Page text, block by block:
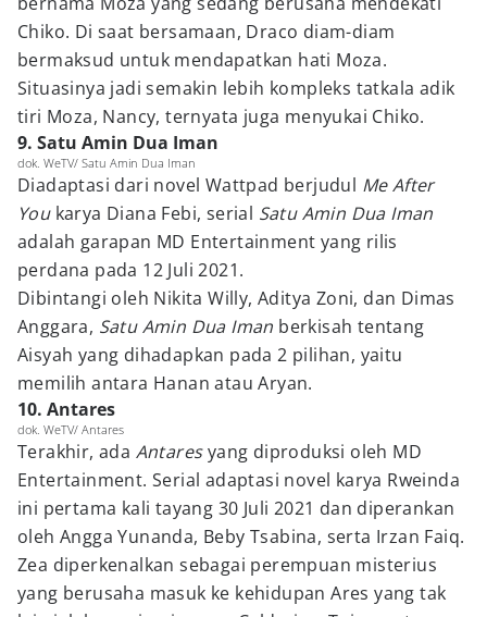
Chiko. Di saat bersamaan, Draco diam-diam
bermaksud untuk mendapatkan hati Moza.
Situasinya jadi semakin lebih kompleks tatkala adik
tiri Moza, Nancy, ternyata juga menyukai Chiko.
9. Satu Amin Dua Iman
dok. WeTV/ Satu Amin Dua Iman
Diadaptasi dari novel Wattpad berjudul Me After
You karya Diana Febi, serial Satu Amin Dua Iman
adalah garapan MD Entertainment yang rilis
perdana pada 12 Juli 2021.
Dibintangi oleh Nikita Willy, Aditya Zoni, dan Dimas
Anggara, Satu Amin Dua Iman berkisah tentang
Aisyah yang dihadapkan pada 2 pilihan, yaitu
memilih antara Hanan atau Aryan.
10. Antares
dok. WeTV/ Antares
Terakhir, ada Antaresyang diproduksi oleh MD
Entertainment. Serial adaptasi novel karya Rweinda
ini pertama kali tayang 30 Juli 2021 dan diperankan
oleh Angga Yunanda, Beby Tsabina, serta Irzan Faiq.
Zea diperkenalkan sebagai perempuan misterius
yang berusaha masuk ke kehidupan Ares yang tak